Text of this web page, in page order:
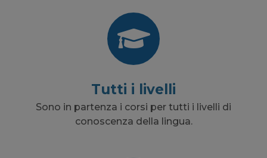
Tutti i livelli
Sono in partenza i corsi per tutti i livelli di
conoscenza della lingua.